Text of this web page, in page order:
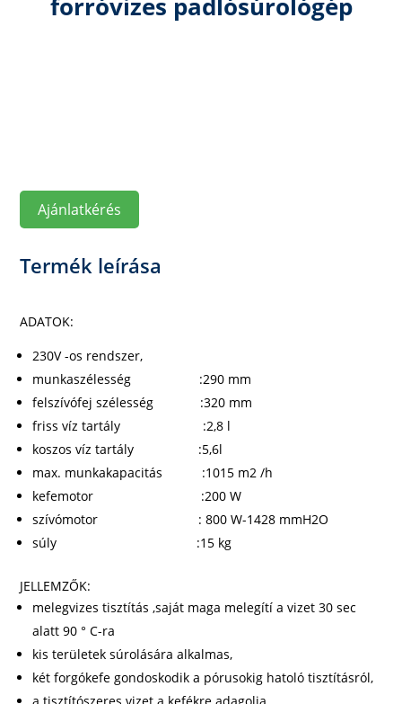
Ajánlatkérés
Termék leírása
ADATOK:
230V -os rendszer,
munkaszélesség :290 mm
felszívófej szélesség :320 mm
friss víz tartály :2,8 l
koszos víz tartály :5,6l
max. munkakapacitás :1015 m2 /h
kefemotor :200 W
szívómotor : 800 W-1428 mmH2O
súly :15 kg
JELLEMZŐK:
melegvizes tisztítás ,saját maga melegítí a vizet 30 sec
alatt 90 ° C-ra
kis területek súrolására alkalmas,
két forgókefe gondoskodik a pórusokig hatoló tisztításról,